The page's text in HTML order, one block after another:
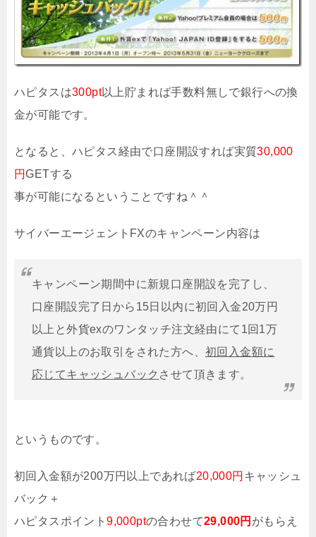
ハピタスは300pt以上貯まれば手数料無しで銀行への換
金が可能です。
となると、ハピタス経由で口座開設すれば実質30,000
円GETする
事が可能になるということですね＾＾
サイバーエージェントFXのキャンペーン内容は
キャンペーン期間中に新規口座開設を完了し、
口座開設完了日から15日以内に初回入金20万円
以上と外貨exのワンタッチ注文経由にて1回1万
通貨以上のお取引をされた方へ、 初回入金額に
応じてキャッシュバック させて頂きます。
というものです。
初回入金額が200万円以上であれば20,000円 キャッシュ
バック＋
ハピタスポイント9,000ptの合わせて29,000円 がもらえ